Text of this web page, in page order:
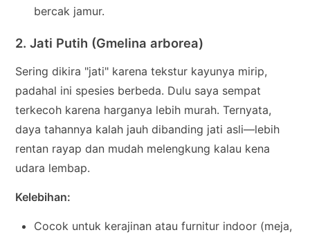
bercak jamur.
2. Jati Putih (Gmelina arborea)
Sering dikira "jati" karena tekstur kayunya mirip,
padahal ini spesies berbeda. Dulu saya sempat
terkecoh karena harganya lebih murah. Ternyata,
daya tahannya kalah jauh dibanding jati asli—lebih
rentan rayap dan mudah melengkung kalau kena
udara lembap.
Kelebihan:
Cocok untuk kerajinan atau furnitur indoor (meja,